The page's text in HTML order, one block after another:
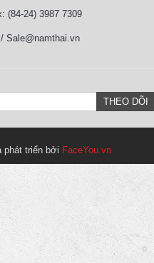
(84-24) 3987 7309
Sale@namthai.vn
phát triển bởi FaceYou.vn